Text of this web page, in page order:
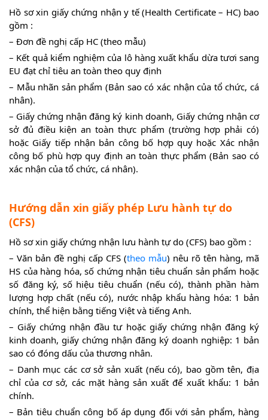
Hồ sơ xin giấy chứng nhận y tế (Health Certificate – HC) bao
gồm :
– Đơn đề nghị cấp HC (theo mẫu)
– Kết quả kiểm nghiệm của lô hàng xuất khẩu dừa tươi sang
EU đạt chỉ tiêu an toàn theo quy định
– Mẫu nhãn sản phẩm (Bản sao có xác nhận của tổ chức, cá
nhân).
– Giấy chứng nhận đăng ký kinh doanh, Giấy chứng nhận cơ
sở đủ điều kiện an toàn thực phẩm (trường hợp phải có)
hoặc Giấy tiếp nhận bản công bố hợp quy hoặc Xác nhận
công bố phù hợp quy định an toàn thực phẩm (Bản sao có
xác nhận của tổ chức, cá nhân).
Hướng dẫn xin giấy phép Lưu hành tự do
(CFS)
Hồ sơ xin giấy chứng nhận lưu hành tự do (CFS) bao gồm :
– Văn bản đề nghị cấp CFS (theo mẫu) nêu rõ tên hàng, mã
HS của hàng hóa, số chứng nhận tiêu chuẩn sản phẩm hoặc
số đăng ký, số hiệu tiêu chuẩn (nếu có), thành phần hàm
lượng hợp chất (nếu có), nước nhập khẩu hàng hóa: 1 bản
chính, thể hiện bằng tiếng Việt và tiếng Anh.
– Giấy chứng nhận đầu tư hoặc giấy chứng nhận đăng ký
kinh doanh, giấy chứng nhận đăng ký doanh nghiệp: 1 bản
sao có đóng dấu của thương nhân.
– Danh mục các cơ sở sản xuất (nếu có), bao gồm tên, địa
chỉ của cơ sở, các mặt hàng sản xuất để xuất khẩu: 1 bản
chính.
– Bản tiêu chuẩn công bố áp dụng đối với sản phẩm, hàng